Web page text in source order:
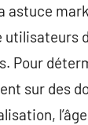
astuce
utilisateurs
Pour
sur des